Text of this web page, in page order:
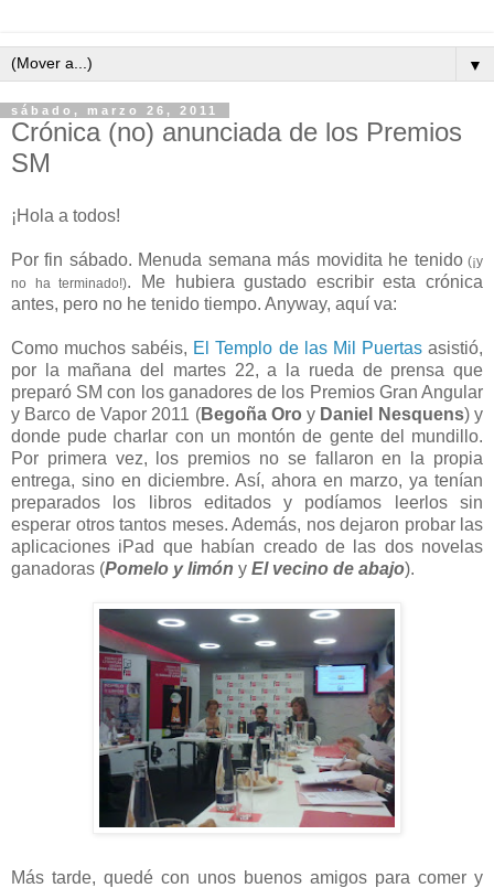
▼
sábado, marzo 26, 2011
Crónica (no) anunciada de los Premios
SM
¡Hola a todos!
Por fin sábado. Menuda semana más movidita he tenido(¡y
no ha terminado!). Me hubiera gustado escribir esta crónica
antes, pero no he tenido tiempo. Anyway, aquí va:
Como muchos sabéis, El Templo de las Mil Puertasasistió,
por la mañana del martes 22, a la rueda de prensa que
preparó SM con los ganadores de los Premios Gran Angular
y Barco de Vapor 2011 (Begoña Oroy Daniel Nesquens) y
donde pude charlar con un montón de gente del mundillo.
Por primera vez, los premios no se fallaron en la propia
entrega, sino en diciembre. Así, ahora en marzo, ya tenían
preparados los libros editados y podíamos leerlos sin
esperar otros tantos meses. Además, nos dejaron probar las
aplicaciones iPad que habían creado de las dos novelas
ganadoras (Pomelo y limón y El vecino de abajo).
Más tarde, quedé con unos buenos amigos para comer y